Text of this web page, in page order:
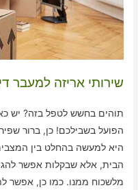
שירותי אריזה למעבר
תוהים בחשש לטפל בזה? יש
הפועל בשבילכם! כן, ברור
היא למעשה בהחלט בין
הבית, אלא שבקלות אפשר
מלשכוח ממנו. כמו כן, אפשר